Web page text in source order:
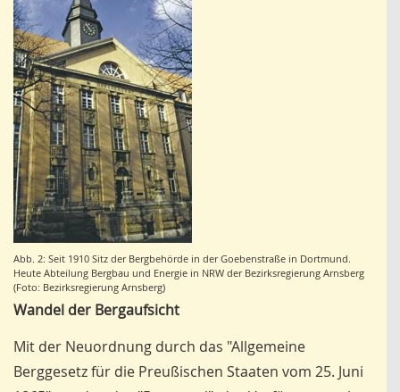
Abb. 2: Seit 1910 Sitz der Bergbehörde in der Goebenstraße in Dortmund.
Heute Abteilung Bergbau und Energie in NRW der Bezirksregierung Arnsberg
(Foto: Bezirksregierung Arnsberg)
Wandel der Bergaufsicht
Mit der Neuordnung durch das "Allgemeine
Berggesetz für die Preußischen Staaten vom 25. Juni